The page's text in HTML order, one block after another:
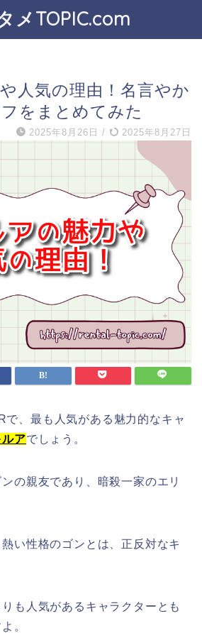
メTOPIC.com
人気の理由！名言やか
をまとめてみた
2025年8月26日 / 2025年8月27日
、最も人気がある魅力的なキャ
ルアでしょう。
の親友であり、暗殺一家のエリ
い性格のゴンとは、正反対なキ
も人気があるキャラクターとも
。